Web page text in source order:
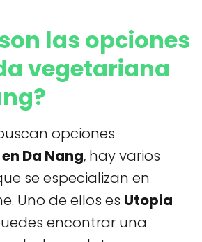
las opciones
vegetariana
opciones
Da Nang, hay varios
se especializan en
Uno de ellos es Utopia
encontrar una